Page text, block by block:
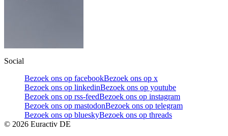
Social
Bezoek ons op facebookBezoek ons op x
Bezoek ons op linkedinBezoek ons op youtube
Bezoek ons op rss-feedBezoek ons op instagram
Bezoek ons op mastodonBezoek ons op telegram
Bezoek ons op blueskyBezoek ons op threads
© 2026 Euractiv DE